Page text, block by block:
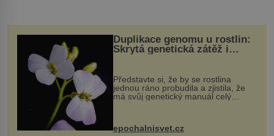
Duplikace genomu u rostlin:
Skrytá genetická zátěž i
Představte si, že by se rostlina
jednou ráno probudila a zjistila, že
má svůj genetický manuál celý
vstupenka...
epochalnisvet.cz